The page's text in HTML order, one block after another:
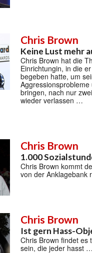
Chris Brown
Keine Lust mehr
Chris Brown hat die
Einrichtungin, in die
begeben hatte, um
bringen, nach nur
wieder verlassen …
Chris Brown
1.000
Chris Brown kommt
von der Anklagebank
Chris Brown
Ist gern Hass-
Chris Brown findet es
sein, die jeder hasst …